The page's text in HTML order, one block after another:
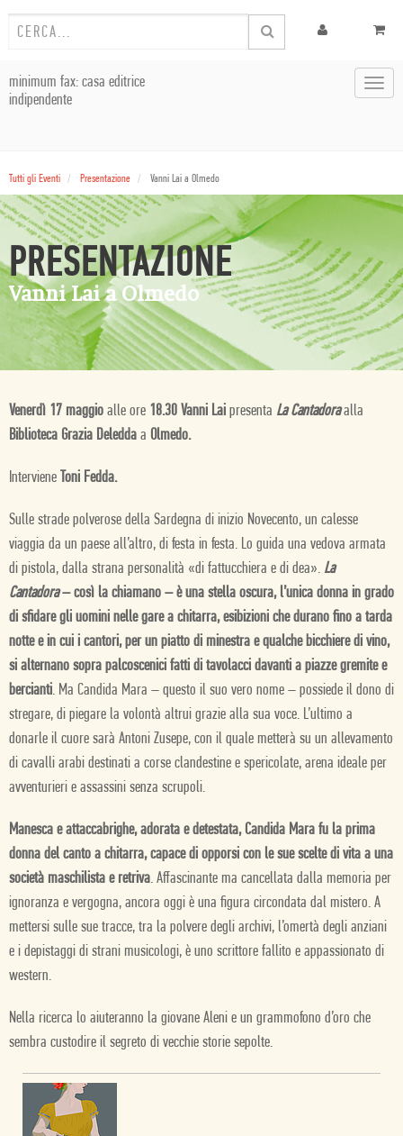
minimum fax: casa editrice
indipendente
Tutti gli Eventi Presentazione Vanni Lai a Olmedo
PRESENTAZIONE
Vanni Lai a Olmedo
Venerdì 17 maggio alle ore 18.30 Vanni Lai presenta La Cantadoraalla
Biblioteca Grazia Deledda a Olmedo.
Interviene Toni Fedda.
Sulle strade polverose della Sardegna di inizio Novecento, un calesse
viaggia da un paese all’altro, di festa in festa. Lo guida una vedova armata
di pistola, dalla strana personalità «di fattucchiera e di dea». La
Cantadora– così la chiamano – è una stella oscura, l’unica donna in grado
di sfidare gli uomini nelle gare a chitarra, esibizioni che durano fino a tarda
notte e in cui i cantori, per un piatto di minestra e qualche bicchiere di vino,
si alternano sopra palcoscenici fatti di tavolacci davanti a piazze gremite e
bercianti. Ma Candida Mara – questo il suo vero nome – possiede il dono di
stregare, di piegare la volontà altrui grazie alla sua voce. L’ultimo a
donarle il cuore sarà Antoni Zusepe, con il quale metterà su un allevamento
di cavalli arabi destinati a corse clandestine e spericolate, arena ideale per
avventurieri e assassini senza scrupoli.
Manesca e attaccabrighe, adorata e detestata, Candida Mara fu la prima
donna del canto a chitarra, capace di opporsi con le sue scelte di vita a una
società maschilista e retriva. Affascinante ma cancellata dalla memoria per
ignoranza e vergogna, ancora oggi è una figura circondata dal mistero. A
mettersi sulle sue tracce, tra la polvere degli archivi, l’omertà degli anziani
e i depistaggi di strani musicologi, è uno scrittore fallito e appassionato di
western.
Nella ricerca lo aiuteranno la giovane Aleni e un grammofono d’oro che
sembra custodire il segreto di vecchie storie sepolte.